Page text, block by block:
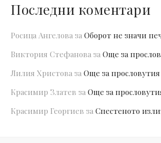
Последни коментари
Росица Ангелова за Оборот не значи
Виктория Стефанова за Още за
Лилия Христова за Още за
Красимир Златев за Още за
Красимир Георгиев за Спестеното